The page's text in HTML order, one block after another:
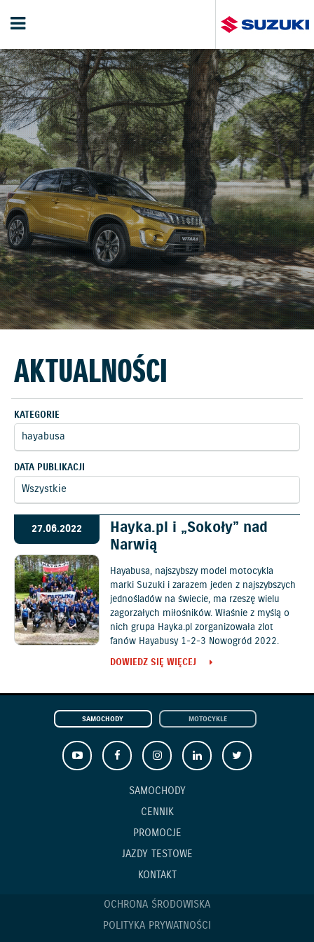
AKTUALNOŚCI
KATEGORIE
DATA PUBLIKACJI
27.06.2022
Hayka.pl i „Sokoły” nad
Narwią
Hayabusa, najszybszy model motocykla
marki Suzuki i zarazem jeden z najszybszych
jednośladów na świecie, ma rzeszę wielu
zagorzałych miłośników. Właśnie z myślą o
nich grupa Hayka.pl zorganizowała zlot
fanów Hayabusy 1-2-3 Nowogród 2022.
DOWIEDZ SIĘ WIĘCEJ
SAMOCHODY MOTOCYKLE
SAMOCHODY
CENNIK
PROMOCJE
JAZDY TESTOWE
KONTAKT
OCHRONA ŚRODOWISKA
POLITYKA PRYWATNOŚCI